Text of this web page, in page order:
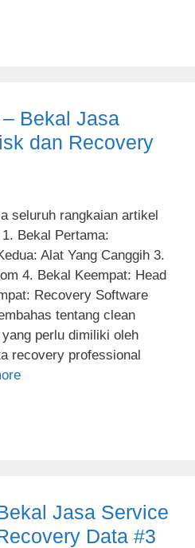
Bekal Jasa
dan Recovery
seluruh rangkaian artikel
Bekal Pertama:
Alat Yang Canggih 3.
4. Bekal Keempat: Head
Recovery Software
tentang clean
perlu dimiliki oleh
recovery professional
Jasa Service
Data #3